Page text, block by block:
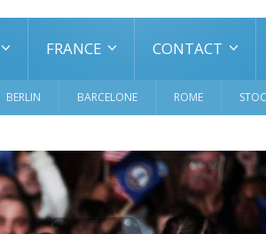
FRANCE CONTACT
BERLIN BARCELONE ROME